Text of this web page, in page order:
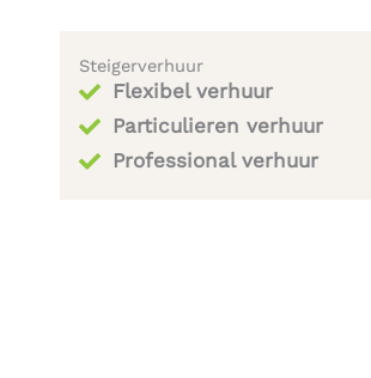
Steigerverhuur
Flexibel verhuur
Particulieren verhuur
Professional verhuur